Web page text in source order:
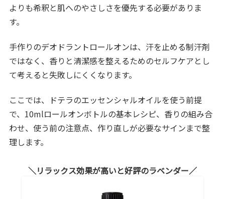
よりも希釈と肌へのやさしさを優先する必要がありま
す。
手作りのデオドラントロールオンは、汗を止める制汗剤
ではなく、香りと清潔感を整えるためのセルフケアとし
て考えると失敗しにくくなります。
ここでは、ドテラのエッセンシャルオイルを使う前提
で、10mlロールオンボトルの基本レシピ、香りの組み合
わせ、使う前の注意点、作り直しが必要なサインまで整
理します。
リラックス効果が高いと好評のラベンダー